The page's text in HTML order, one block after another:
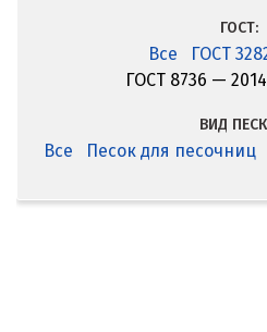
ГОСТ:
Все
ГОСТ
ГОСТ 8736 —
ВИД
Все Песок для песочниц